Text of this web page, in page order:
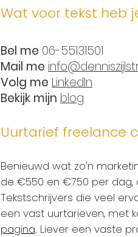
Wat voor tekst heb
Bel me 06-55131501
Mail me
Volg me LinkedIn
Bekijk mijn blog
Uurtarief freelance
Benieuwd wat zo'n
de €550 en €750 per dag,
Tekstschrijvers die veel
een vast uurtarieven, met
pagina. Liever een vaste